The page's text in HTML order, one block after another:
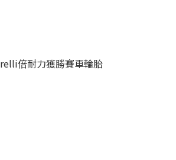
倍耐力獲勝賽車輪胎